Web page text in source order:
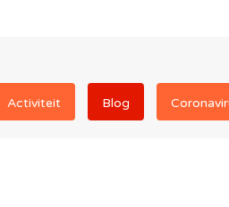
Activiteit Blog